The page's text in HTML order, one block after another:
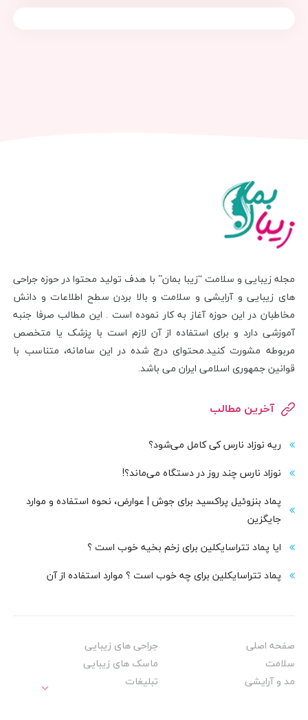
مجله زیبایی و سلامت “زیبا بمان” با هدف تولید محتوا در حوزه جراحی
های زیبایی و آرایشی و سلامت و بالا بردن سطح اطلاعات و دانش
مخاطبان در این حوزه آغاز به کار نموده است . این مطالب صرفا جنبه
آموزشی دارد و برای استفاده از آن لازم است با پزشک یا متخصص
مربوطه مشورت کنید.محتوای درج شده در این سامانه، متناسب با
قوانین جمهوری اسلامی ایران می باشد.
آخرین مطالب
ریه نوزاد نارس کی کامل می‌شود؟
نوزاد نارس چند روز در دستگاه می‌ماند؟!
پماد بنزوئیل پراکسید برای جوش | عوارض، نحوه استفاده و موارد
جایگزین
ایا پماد تتراسایکلین برای زخم بخیه خوب است ؟
پماد تتراسایکلین برای چه خوب است ؟ موارد استفاده از آن
صفحه اصلی
جراحی های زیبایی
سلامت
ماسک های زیبایی
مد و آرایشی
تبلیغات